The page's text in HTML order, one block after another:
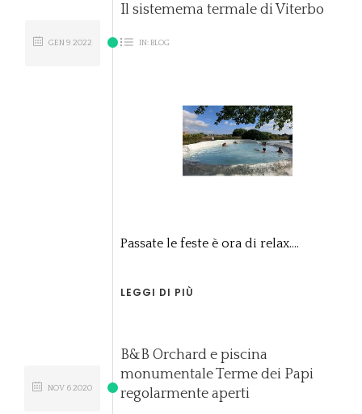
Il sistemema termale di Viterbo
IN: BLOG
GEN 9 2022
Passate le feste è ora di relax....
LEGGI DI PIÙ
B&B Orchard e piscina
monumentale Terme dei Papi
regolarmente aperti
NOV 62020